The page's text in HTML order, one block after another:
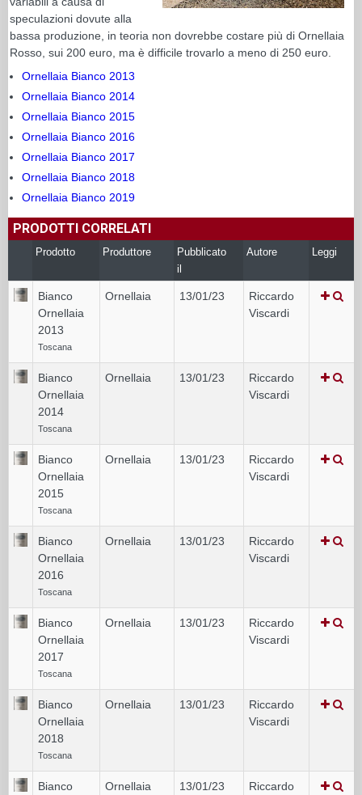
speculazioni dovute alla
bassa produzione, in teoria non dovrebbe costare più di Ornellaia
Rosso, sui 200 euro, ma è difficile trovarlo a meno di 250 euro.
Ornellaia Bianco 2013
Ornellaia Bianco 2014
Ornellaia Bianco 2015
Ornellaia Bianco 2016
Ornellaia Bianco 2017
Ornellaia Bianco 2018
Ornellaia Bianco 2019
PRODOTTI CORRELATI
Prodotto Produttore
Pubblicato
il
Autore Leggi
Bianco
Ornellaia
2013
Toscana
Ornellaia 13/01/23
Riccardo
Viscardi
Bianco
Ornellaia
2014
Toscana
Ornellaia 13/01/23
Riccardo
Viscardi
Bianco
Ornellaia
2015
Toscana
Ornellaia 13/01/23
Riccardo
Viscardi
Bianco
Ornellaia
2016
Toscana
Ornellaia 13/01/23
Riccardo
Viscardi
Bianco
Ornellaia
2017
Toscana
Ornellaia 13/01/23
Riccardo
Viscardi
Bianco
Ornellaia
2018
Toscana
Ornellaia 13/01/23
Riccardo
Viscardi
Bianco
Ornellaia 13/01/23
Riccardo